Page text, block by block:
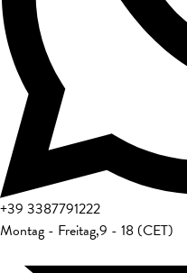
+39 3387791222
Montag - Freitag,9 - 18 (CET)